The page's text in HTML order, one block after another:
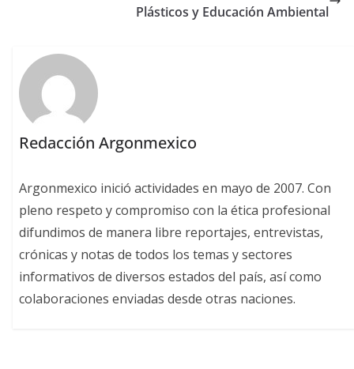
Plásticos y Educación Ambiental
Redacción Argonmexico
Argonmexico inició actividades en mayo de 2007. Con
pleno respeto y compromiso con la ética profesional
difundimos de manera libre reportajes, entrevistas,
crónicas y notas de todos los temas y sectores
informativos de diversos estados del país, así como
colaboraciones enviadas desde otras naciones.